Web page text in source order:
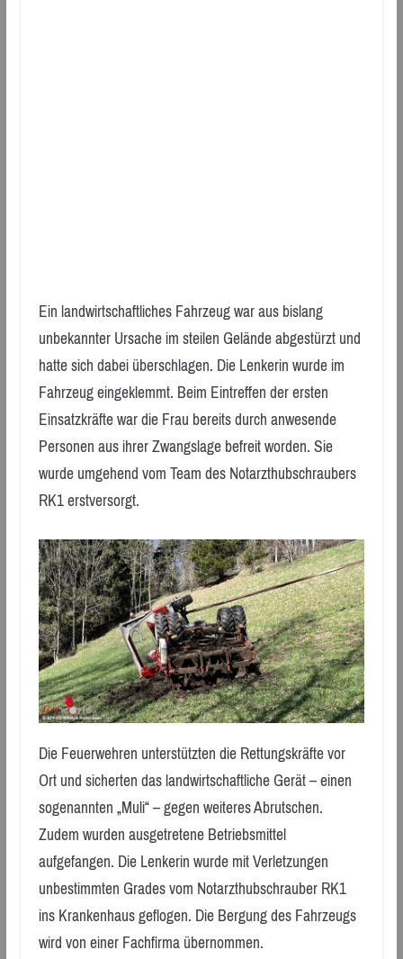
Ein landwirtschaftliches Fahrzeug war aus bislang
unbekannter Ursache im steilen Gelände abgestürzt und
hatte sich dabei überschlagen. Die Lenkerin wurde im
Fahrzeug eingeklemmt. Beim Eintreffen der ersten
Einsatzkräfte war die Frau bereits durch anwesende
Personen aus ihrer Zwangslage befreit worden. Sie
wurde umgehend vom Team des Notarzthubschraubers
RK1 erstversorgt.
Die Feuerwehren unterstützten die Rettungskräfte vor
Ort und sicherten das landwirtschaftliche Gerät – einen
sogenannten „Muli“ – gegen weiteres Abrutschen.
Zudem wurden ausgetretene Betriebsmittel
aufgefangen. Die Lenkerin wurde mit Verletzungen
unbestimmten Grades vom Notarzthubschrauber RK1
ins Krankenhaus geflogen. Die Bergung des Fahrzeugs
wird von einer Fachfirma übernommen.